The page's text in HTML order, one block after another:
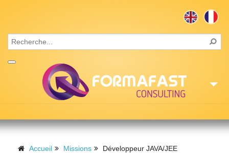
Accueil Missions Développeur JAVA/JEE